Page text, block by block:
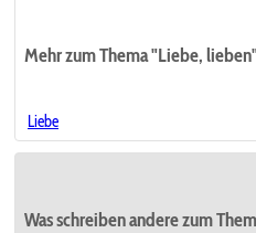
Mehr zum Thema "Liebe,
Liebe
Was schreiben andere zum